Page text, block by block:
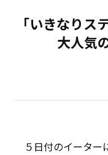
「いきなり
大人気
５日付のイーター